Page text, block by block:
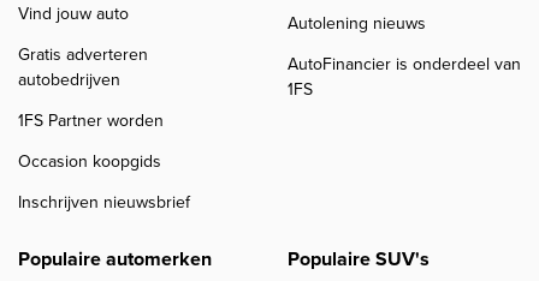
Vind jouw auto
Gratis adverteren
autobedrijven
1FS Partner worden
Occasion koopgids
Inschrijven nieuwsbrief
Autolening nieuws
AutoFinancier is onderdeel van
1FS
Populaire automerken Populaire SUV's